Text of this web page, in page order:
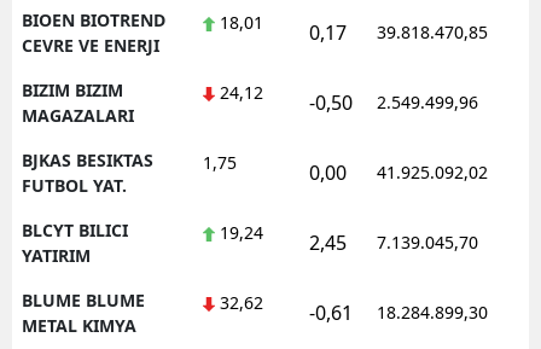
BIOEN BIOTREND
CEVRE VE ENERJI
18,01 0,17 39.818.470,85
BIZIM BIZIM
MAGAZALARI
24,12 -0,50 2.549.499,96
BJKAS BESIKTAS
FUTBOL YAT.
1,75 0,00 41.925.092,02
BLCYT BILICI
YATIRIM
19,24 2,45 7.139.045,70
BLUME BLUME
METAL KIMYA
32,62 -0,61 18.284.899,30